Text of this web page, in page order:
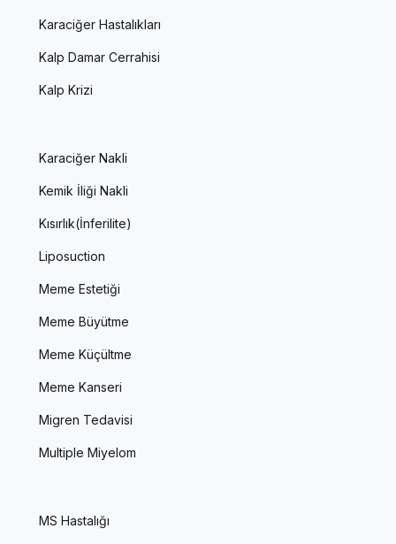
Karaciğer Hastalıkları
Kalp Damar Cerrahisi
Kalp Krizi
Karaciğer Nakli
Kemik İliği Nakli
Kısırlık(İnferilite)
Liposuction
Meme Estetiği
Meme Büyütme
Meme Küçültme
Meme Kanseri
Migren Tedavisi
Multiple Miyelom
MS Hastalığı